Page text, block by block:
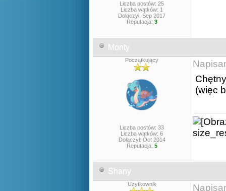
Liczba postów: 25
Liczba wątków: 1
Dołączył: Sep 2017
Reputacja: 3
Monty
Początkujący
Liczba postów: 33
Liczba wątków: 6
Dołączył: Oct 2014
Reputacja: 5
(więc
Shany
Użytkownik